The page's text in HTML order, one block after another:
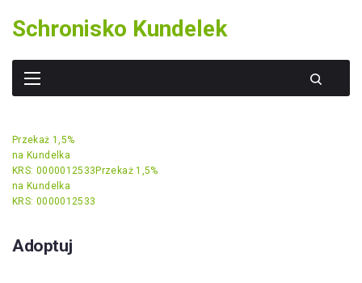
content
Schronisko Kundelek
Przekaż 1,5%
na Kundelka
KRS: 0000012533 Przekaż 1,5%
na Kundelka
KRS: 0000012533
Adoptuj